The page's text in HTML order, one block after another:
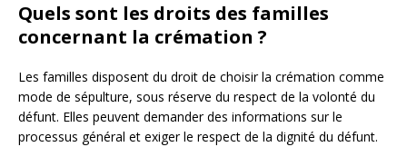
Quels sont les droits des familles
concernant la crémation ?
Les familles disposent du droit de choisir la crémation comme
mode de sépulture, sous réserve du respect de la volonté du
défunt. Elles peuvent demander des informations sur le
processus général et exiger le respect de la dignité du défunt.